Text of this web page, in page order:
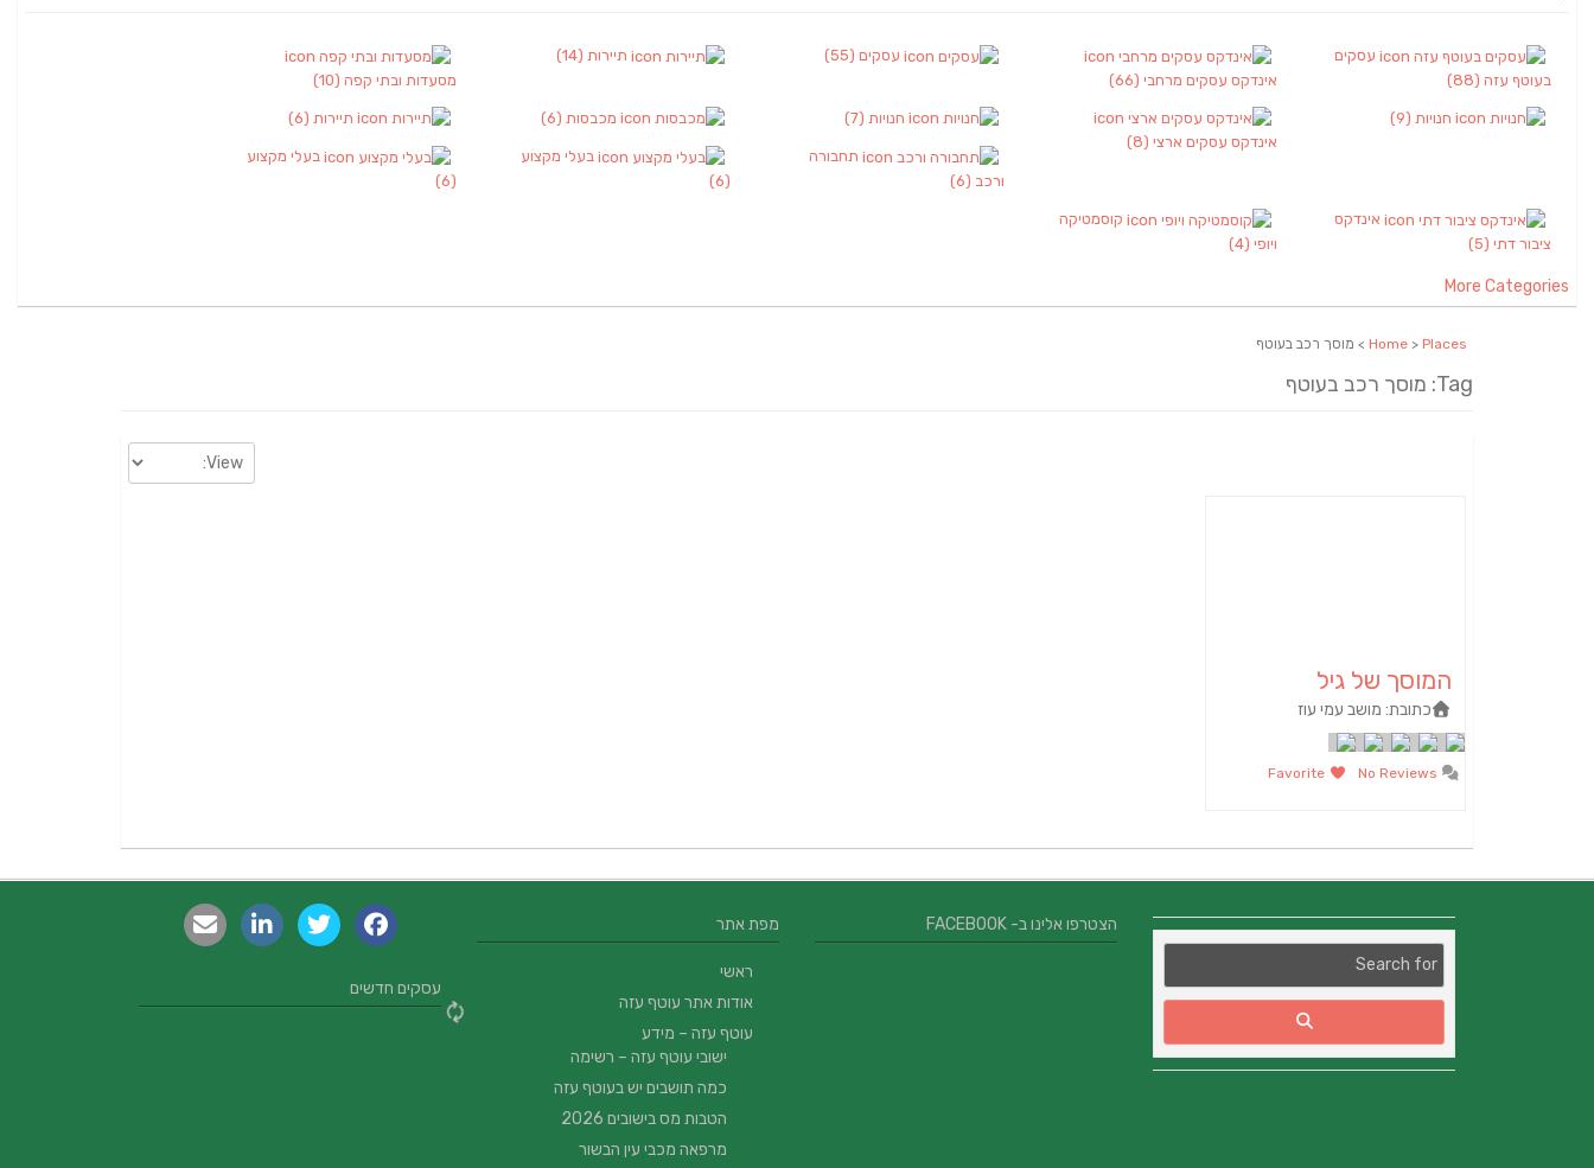
עסקים
בעוטף עזה (88) אינדקס עסקים מרחבי (66)
עסקים (55) תיירות (14)
מסעדות ובתי קפה (10)
חנויות (9)
אינדקס עסקים ארצי (8)
חנויות (7) מכבסות (6) תיירות (6)
תחבורה
ורכב (6)
בעלי מקצוע
(6)
בעלי מקצוע
(6)
אינדקס
ציבור דתי (5)
קוסמטיקה
ויופי (4)
More Categories
Home > Places > מוסך רכב בעוטף
Tag: מוסך רכב בעוטף
המוסך של גיל
כתובת: מושב עמי עוז
עסקים חדשים
מפת אתר
ראשי
אודות אתר עוטף עזה
עוטף עזה – מידע
ישובי עוטף עזה – רשימה
כמה תושבים יש בעוטף עזה
הטבות מס בישובים 2026
מרפאה מכבי עין הבשור
הצטרפו אלינו ב- FACEBOOK